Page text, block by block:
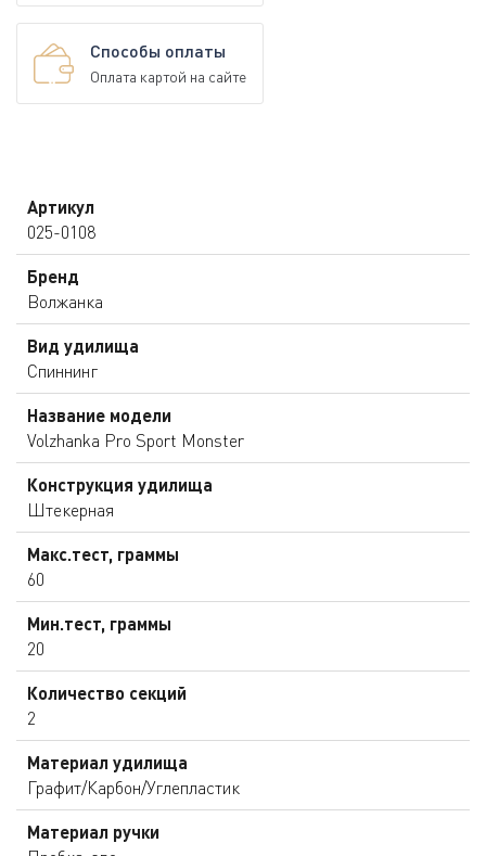
Способы оплаты
Оплата картой на сайте
Артикул
025-0108
Бренд
Волжанка
Вид удилища
Спиннинг
Название модели
Volzhanka Pro Sport Monster
Конструкция удилища
Штекерная
Макс.тест, граммы
60
Мин.тест, граммы
20
Количество секций
2
Материал удилища
Графит/Карбон/Углепластик
Материал ручки